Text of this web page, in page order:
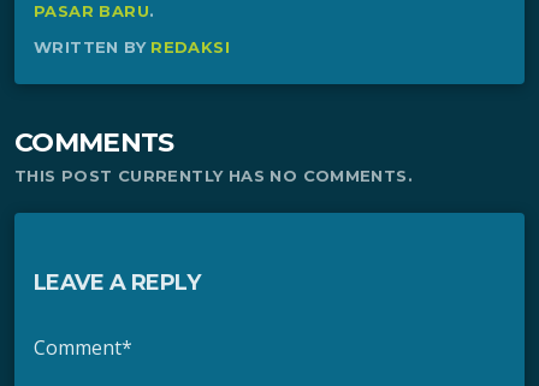
PASAR BARU.
WRITTEN BY REDAKSI
COMMENTS
THIS POST CURRENTLY HAS NO COMMENTS.
LEAVE A REPLY
Comment*